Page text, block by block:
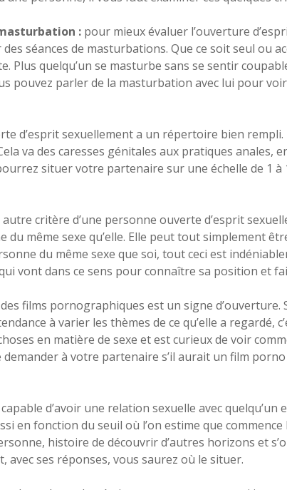
: pour mieux évaluer l’ouverture
séances de masturbations. Que ce soit seul ou
Plus quelqu’un se masturbe sans se sentir
pouvez parler de la masturbation avec lui pour
d’esprit sexuellement a un répertoire bien
va des caresses génitales aux pratiques anales,
situer votre partenaire sur une échelle de
autre critère d’une personne ouverte d’esprit
du même sexe qu’elle. Elle peut tout simplement
du même sexe que soi, tout ceci est
vont dans ce sens pour connaître sa position et
films pornographiques est un signe
à varier les thèmes de ce qu’elle a regardé,
en matière de sexe et est curieux de voir
à votre partenaire s’il aurait un film
d’avoir une relation sexuelle avec quelqu’un
en fonction du seuil où l’on estime que
histoire de découvrir d’autres horizons et
ses réponses, vous saurez où le situer.